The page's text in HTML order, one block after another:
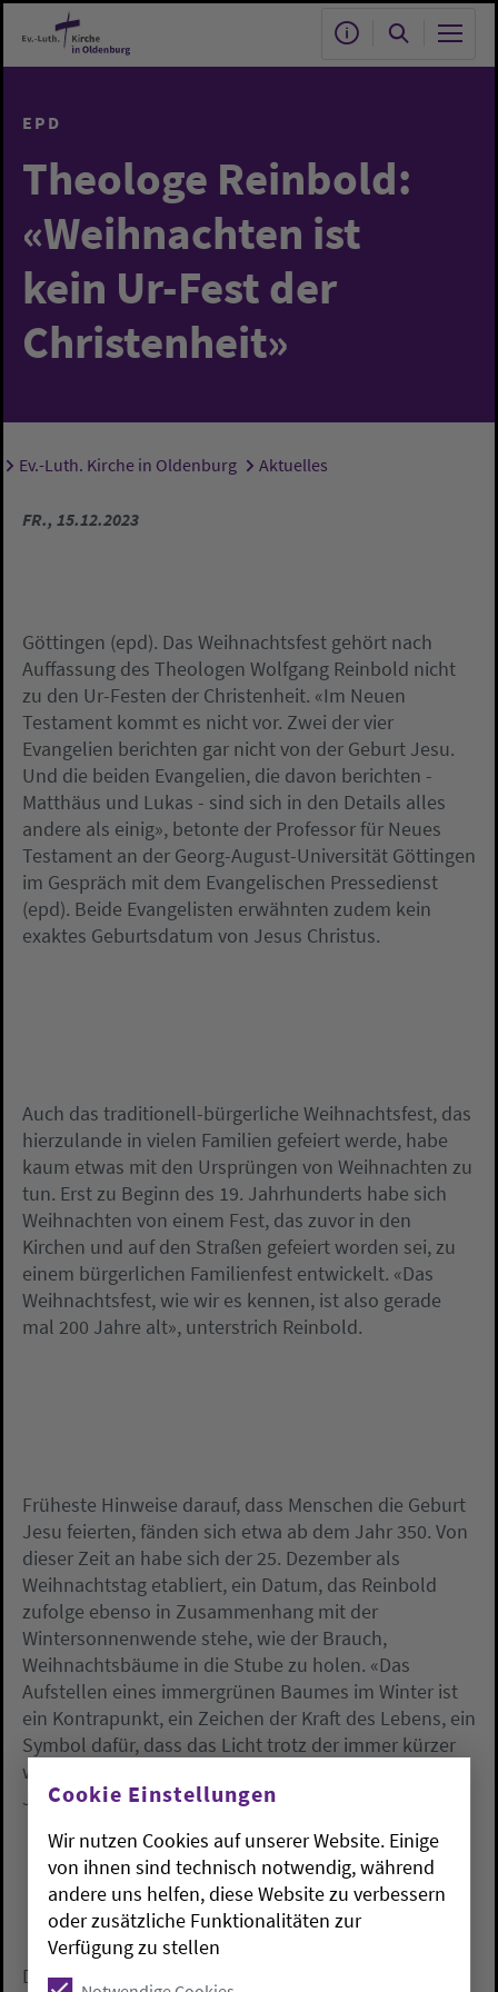
Zum Hauptinhalt springen
EPD
Theologe Reinbold:
«Weihnachten ist
kein Ur-Fest der
Christenheit»
Sie sind hier:
Ev.-Luth. Kirche in Oldenburg Aktuelles
FR., 15.12.2023
Göttingen (epd). Das Weihnachtsfest gehört nach
Auffassung des Theologen Wolfgang Reinbold nicht
zu den Ur-Festen der Christenheit. «Im Neuen
Testament kommt es nicht vor. Zwei der vier
Evangelien berichten gar nicht von der Geburt Jesu.
Und die beiden Evangelien, die davon berichten -
Matthäus und Lukas - sind sich in den Details alles
andere als einig», betonte der Professor für Neues
Testament an der Georg-August-Universität Göttingen
im Gespräch mit dem Evangelischen Pressedienst
(epd). Beide Evangelisten erwähnten zudem kein
exaktes Geburtsdatum von Jesus Christus.
Auch das traditionell-bürgerliche Weihnachtsfest, das
hierzulande in vielen Familien gefeiert werde, habe
kaum etwas mit den Ursprüngen von Weihnachten zu
tun. Erst zu Beginn des 19. Jahrhunderts habe sich
Weihnachten von einem Fest, das zuvor in den
Kirchen und auf den Straßen gefeiert worden sei, zu
einem bürgerlichen Familienfest entwickelt. «Das
Weihnachtsfest, wie wir es kennen, ist also gerade
mal 200 Jahre alt», unterstrich Reinbold.
Früheste Hinweise darauf, dass Menschen die Geburt
Jesu feierten, fänden sich etwa ab dem Jahr 350. Von
dieser Zeit an habe sich der 25. Dezember als
Weihnachtstag etabliert, ein Datum, das Reinbold
zufolge ebenso in Zusammenhang mit der
Wintersonnenwende stehe, wie der Brauch,
Weihnachtsbäume in die Stube zu holen. «Das
Aufstellen eines immergrünen Baumes im Winter ist
ein Kontrapunkt, ein Zeichen der Kraft des Lebens, ein
Symbol dafür, dass das Licht trotz der immer kürzer
werdenden Tage wiederkommen wird.» Seit dem 16.
Jahrhundert sei diese Praxis gut belegt.
Das Schmücken des Weihnachtsbaumes wiederum
Cookie Einstellungen
Wir nutzen Cookies auf unserer Website. Einige
von ihnen sind technisch notwendig, während
andere uns helfen, diese Website zu verbessern
oder zusätzliche Funktionalitäten zur
Verfügung zu stellen